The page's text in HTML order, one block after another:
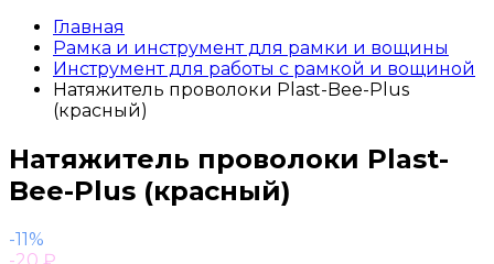
Главная
Рамка и инструмент для рамки и вощины
Инструмент для работы с рамкой и вощиной
Натяжитель проволоки Plast-Bee-Plus
(красный)
Натяжитель проволоки Plast-
Bee-Plus (красный)
-11%